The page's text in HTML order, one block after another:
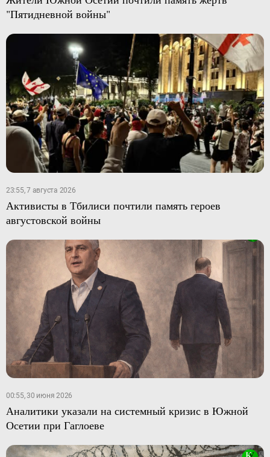
"Пятидневной войны"
23:55, 7 августа 2026
Активисты в Тбилиси почтили память героев
августовской войны
00:55, 30 июня 2026
Аналитики указали на системный кризис в Южной
Осетии при Гаглоеве